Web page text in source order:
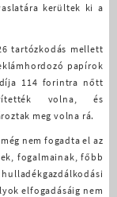
kerültek ki a
tartózkodás mellett
papírok
114 forintra nőtt
volna, és
meg volna rá.
nem fogadta el az
fogalmainak, főbb
elfogadásáig nem